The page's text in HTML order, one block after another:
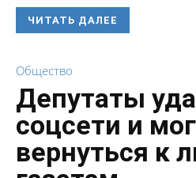
ЧИТАТЬ ДАЛЕЕ
Общество
Депутаты
соцсети и
вернуться к